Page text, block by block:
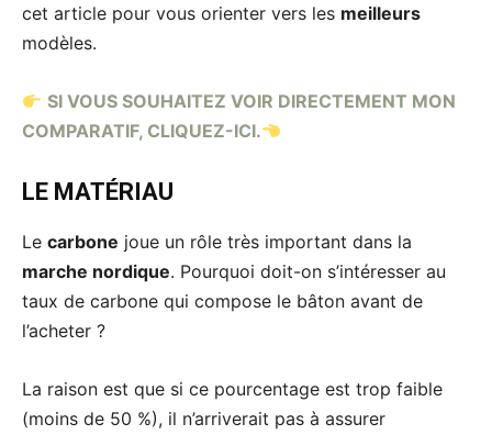
cet article pour vous orienter vers les meilleurs
modèles.
SI VOUS SOUHAITEZ VOIR DIRECTEMENT MON
COMPARATIF, CLIQUEZ-ICI.
LE MATÉRIAU
Le carbone joue un rôle très important dans la
marche nordique. Pourquoi doit-on s’intéresser au
taux de carbone qui compose le bâton avant de
l’acheter ?
La raison est que si ce pourcentage est trop faible
(moins de 50 %), il n’arriverait pas à assurer